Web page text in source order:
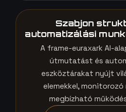
Szabjon
automatizálási
A frame-euraxark AI-
útmutatást és
eszköztárakat nyújt
elemekkel, monitorozó
megbízható